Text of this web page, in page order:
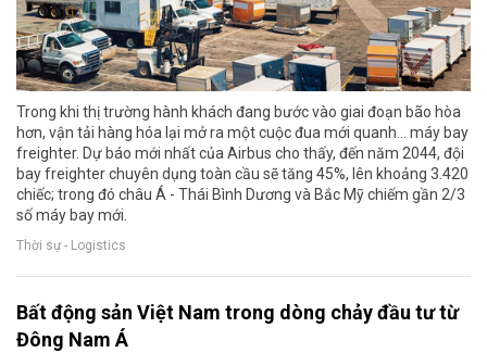
Trong khi thị trường hành khách đang bước vào giai đoạn bão hòa
hơn, vận tải hàng hóa lại mở ra một cuộc đua mới quanh… máy bay
freighter. Dự báo mới nhất của Airbus cho thấy, đến năm 2044, đội
bay freighter chuyên dụng toàn cầu sẽ tăng 45%, lên khoảng 3.420
chiếc; trong đó châu Á - Thái Bình Dương và Bắc Mỹ chiếm gần 2/3
số máy bay mới.
Thời sự - Logistics
Bất động sản Việt Nam trong dòng chảy đầu tư từ
Đông Nam Á